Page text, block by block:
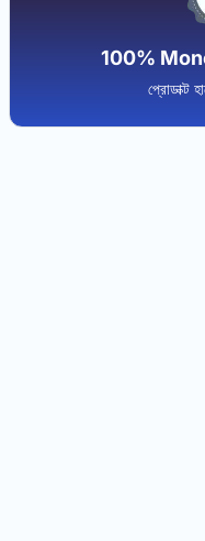
100%
প্রোডাক্ট